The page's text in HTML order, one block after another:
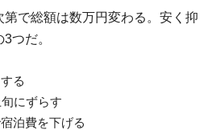
で総額は数万円変わる。安く抑
つだ。
る
にずらす
泊費を下げる